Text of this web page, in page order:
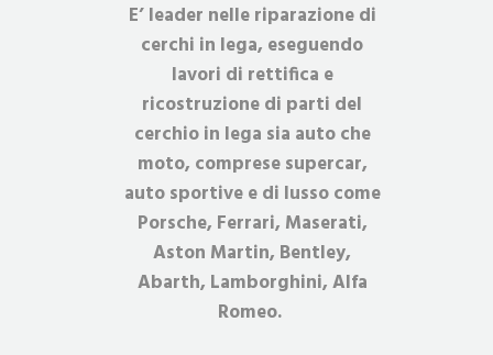
E’ leader nelle riparazione di
cerchi in lega, eseguendo
lavori di rettifica e
ricostruzione di parti del
cerchio in lega sia auto che
moto, comprese supercar,
auto sportive e di lusso come
Porsche, Ferrari, Maserati,
Aston Martin, Bentley,
Abarth, Lamborghini, Alfa
Romeo.